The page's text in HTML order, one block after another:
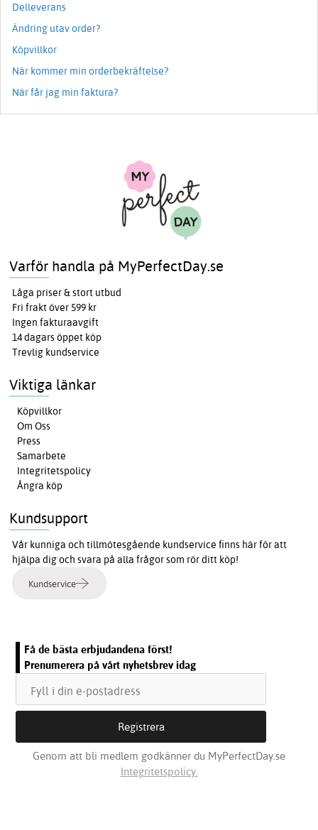
Delleverans
Ändring utav order?
Köpvillkor
När kommer min orderbekräftelse?
När får jag min faktura?
Varför handla på MyPerfectDay.se
Låga priser & stort utbud
Fri frakt över 599 kr
Ingen fakturaavgift
14 dagars öppet köp
Trevlig kundservice
Viktiga länkar
Köpvillkor
Om Oss
Press
Samarbete
Integritetspolicy
Ångra köp
Kundsupport
Vår kunniga och tillmötesgående kundservice finns här för att
hjälpa dig och svara på alla frågor som rör ditt köp!
Kundservice
Få de bästa erbjudandena först!
Prenumerera på vårt nyhetsbrev idag
Genom att bli medlem godkänner du MyPerfectDay.se
Integritetspolicy.